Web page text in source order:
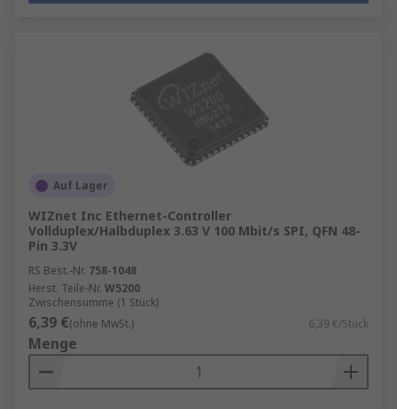
Auf Lager
WIZnet Inc Ethernet-Controller
Vollduplex/Halbduplex 3.63 V 100 Mbit/s SPI, QFN 48-
Pin 3.3V
RS Best.-Nr. 758-1048
Herst. Teile-Nr. W5200
Zwischensumme (1 Stück)
6,39 €(ohne MwSt.) 6,39 €/Stück
Menge